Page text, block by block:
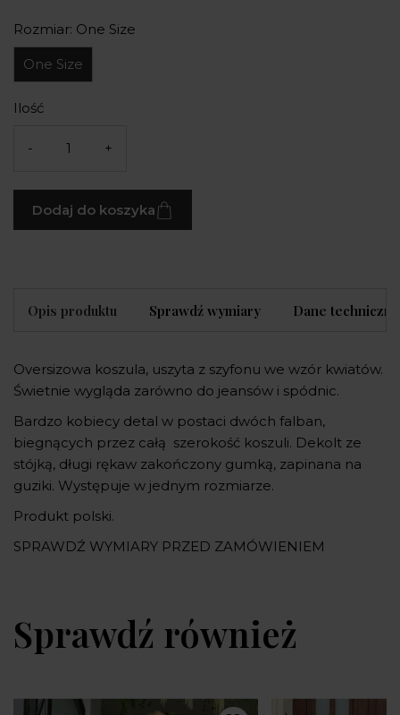
Rozmiar: One Size
One Size
Ilość
- +
Dodaj do koszyka
Opis produktu Sprawdź wymiary Dane techniczne
Oversizowa koszula, uszyta z szyfonu we wzór kwiatów.
Świetnie wygląda zarówno do jeansów i spódnic.
Bardzo kobiecy detal w postaci dwóch falban,
biegnących przez całą szerokość koszuli. Dekolt ze
stójką, długi rękaw zakończony gumką, zapinana na
guziki. Występuje w jednym rozmiarze.
Produkt polski.
SPRAWDŹ WYMIARY PRZED ZAMÓWIENIEM
Sprawdź również